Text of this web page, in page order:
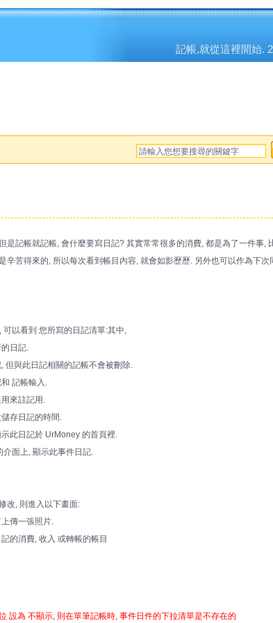
記帳,就從這裡開始.
是記帳就記帳, 會什麼要寫日記? 其實常常很多的消費, 都是為了一件事,
辛苦得來的, 所以每次看到帳目內容, 就會如影歷歷. 另外也可以作為下次
可以看到 您所寫的日記清單:其中,
日記.
但與此日記相關的記帳不會被刪除.
記帳輸入.
來註記用.
存日記的時間.
此日記於 UrMoney 的首頁裡.
面上, 顯示此事件日記.
改, 則進入以下畫面:
傳一張照片.
的消費, 收入 或轉帳的帳目
設為 不顯示, 則在單筆記帳時, 事件日件的下拉清單是不存在的